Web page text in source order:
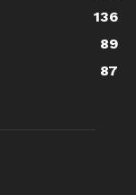
136
89
87